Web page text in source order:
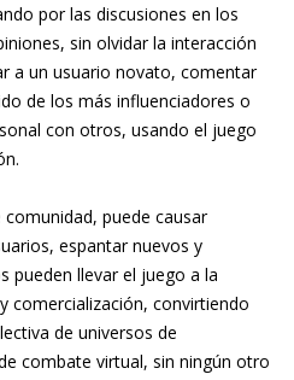
por las discusiones en los
sin olvidar la interacción
a un usuario novato, comentar
de los más influenciadores o
con otros, usando el juego
puede causar
espantar nuevos y
pueden llevar el juego a la
comercialización, convirtiendo
de universos de
combate virtual, sin ningún otro